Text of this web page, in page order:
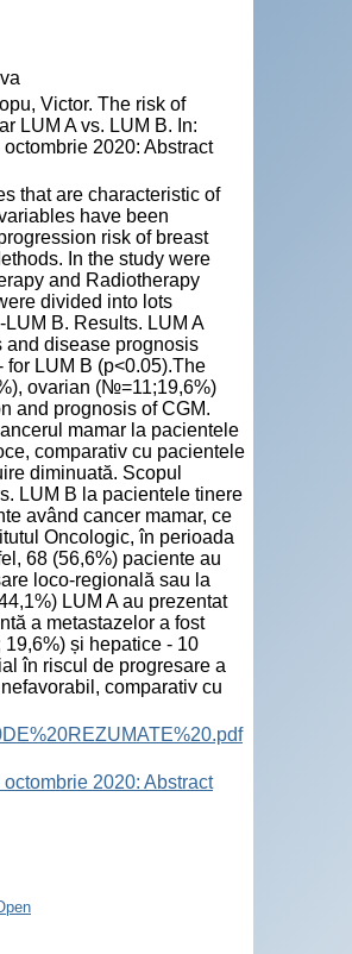
Victor. The risk of
LUM A vs. LUM B. In:
2020: Abstract
that are characteristic of
have been
risk of breast
In the study were
and Radiotherapy
divided into lots
B. Results. LUM A
and disease prognosis
for LUM B (p˂0.05).The
ovarian (№=11;19,6%)
and prognosis of CGM.
mamar la pacientele
comparativ cu pacientele
diminuată. Scopul
LUM B la pacientele tinere
având cancer mamar, ce
Oncologic, în perioada
68 (56,6%) paciente au
loco-regională sau la
LUM A au prezentat
a metastazelor a fost
și hepatice - 10
în riscul de progresare a
comparativ cu
2020: Abstract